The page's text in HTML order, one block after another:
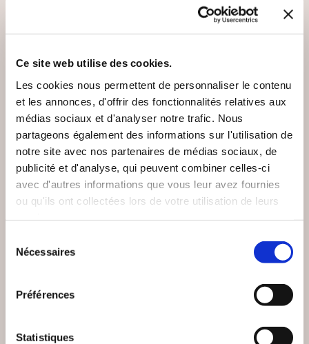
Ce site web utilise des cookies.
Les cookies nous permettent de personnaliser le contenu
et les annonces, d'offrir des fonctionnalités relatives aux
médias sociaux et d'analyser notre trafic. Nous
partageons également des informations sur l'utilisation de
notre site avec nos partenaires de médias sociaux, de
publicité et d'analyse, qui peuvent combiner celles-ci
avec d'autres informations que vous leur avez fournies
ou qu'ils ont collectées lors de votre utilisation de leurs
Nécessaires
Préférences
Statistiques
(2 avis)
Galatée Dominique
HIRIGOYEN
MALAYSIA 370
(0 avis)
PAR LA BRÈCHE